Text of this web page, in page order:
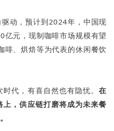
动，预计到2024年，中国现
元，现制咖啡市场规模有望
啡、烘焙等为代表的休闲餐饮
代，有喜自然也有隐忧。在
，供应链打磨将成为未来餐